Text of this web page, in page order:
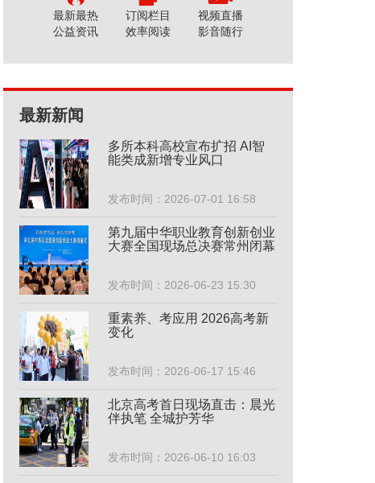
最新最热
公益资讯
订阅栏目
效率阅读
视频直播
影音随行
最新新闻
多所本科高校宣布扩招 AI智
能类成新增专业风口
发布时间：2026-07-01 16:58
第九届中华职业教育创新创业
大赛全国现场总决赛常州闭幕
发布时间：2026-06-23 15:30
重素养、考应用 2026高考新
变化
发布时间：2026-06-17 15:46
北京高考首日现场直击：晨光
伴执笔 全城护芳华
发布时间：2026-06-10 16:03